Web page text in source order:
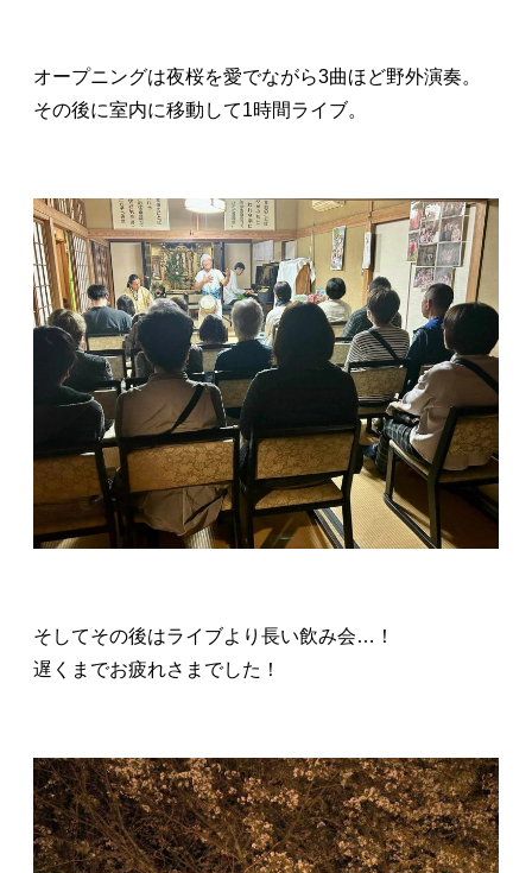
オープニングは夜桜を愛でながら3曲ほど野外演奏。
その後に室内に移動して1時間ライブ。
そしてその後はライブより長い飲み会…！
遅くまでお疲れさまでした！